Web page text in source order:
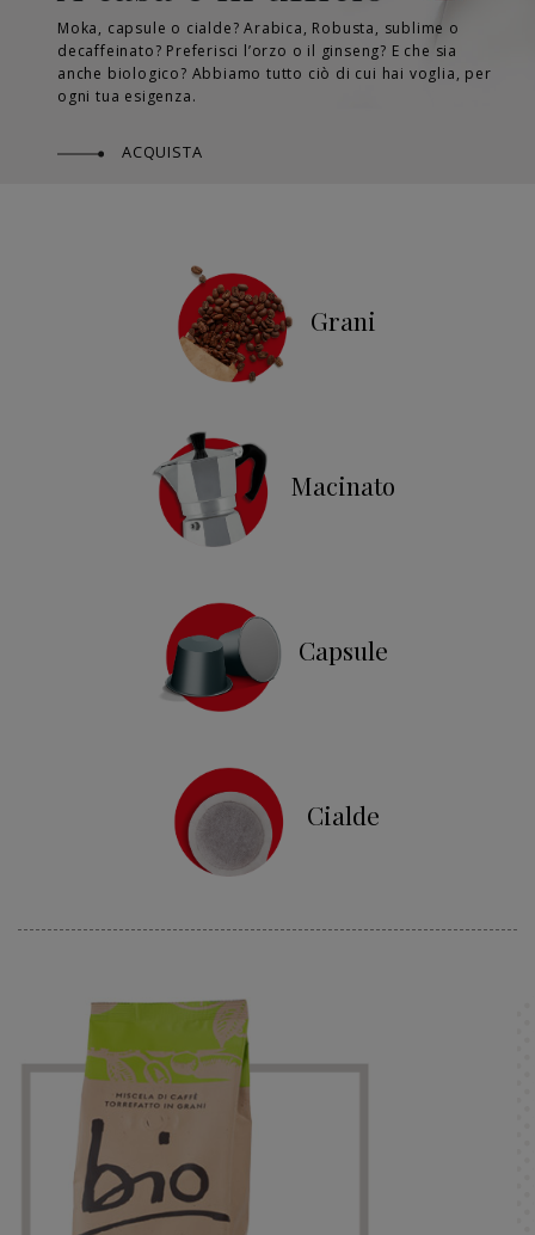
Moka, capsule o cialde? Arabica, Robusta, sublime o
decaffeinato? Preferisci l’orzo o il ginseng? E che sia
anche biologico? Abbiamo tutto ciò di cui hai voglia, per
ogni tua esigenza.
ACQUISTA
Grani
Macinato
Capsule
Cialde